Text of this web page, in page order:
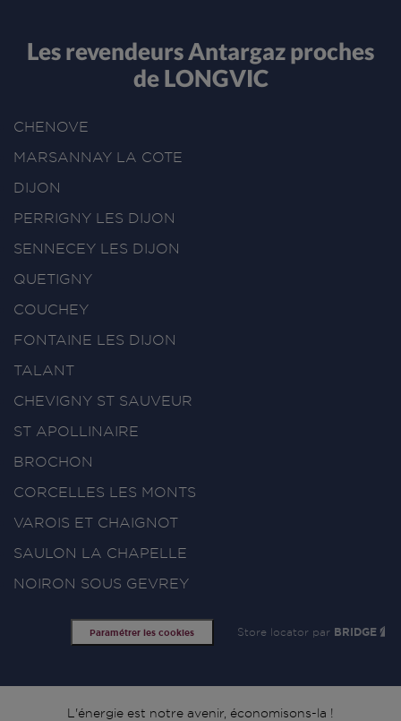
Les revendeurs Antargaz proches
de LONGVIC
CHENOVE
MARSANNAY LA COTE
DIJON
PERRIGNY LES DIJON
SENNECEY LES DIJON
QUETIGNY
COUCHEY
FONTAINE LES DIJON
TALANT
CHEVIGNY ST SAUVEUR
ST APOLLINAIRE
BROCHON
CORCELLES LES MONTS
VAROIS ET CHAIGNOT
SAULON LA CHAPELLE
NOIRON SOUS GEVREY
Paramétrer les cookies Store locator par BRIDGE
L'énergie est notre avenir, économisons-la !